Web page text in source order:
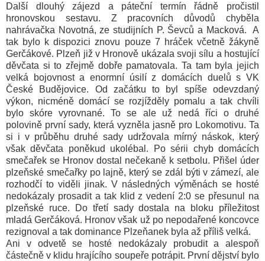
Další dlouhý zájezd a páteční termín řádně pročistil
hronovskou sestavu. Z pracovních důvodů chyběla
nahrávačka Novotná, ze studijních P. Ševců a Macková. A
tak bylo k dispozici znovu pouze 7 hráček včetně žákyně
Gerčákové. Plzeň již v Hronově ukázala svoji sílu a hostující
děvčata si to zřejmě dobře pamatovala. Ta tam byla jejich
velká bojovnost a enormní úsilí z domácích duelů s VK
České Budějovice. Od začátku to byl spíše odevzdaný
výkon, nicméně domácí se rozjížděly pomalu a tak chvíli
bylo skóre vyrovnané. To se ale už nedá říci o druhé
polovině první sady, která vyzněla jasně pro Lokomotivu. Ta
si i v průběhu druhé sady udržovala mírný náskok, který
však děvčata poněkud ukolébal. Po sérii chyb domácích
smečařek se Hronov dostal nečekaně k setbolu. Přišel úder
plzeňské smečařky po lajně, který se zdál býti v zámezí, ale
rozhodčí to viděli jinak. V následných výměnách se hosté
nedokázaly prosadit a tak klid z vedení 2:0 se přesunul na
plzeňské ruce. Do třetí sady dostala na bloku příležitost
mladá Gerčáková. Hronov však už po nepodařené koncovce
rezignoval a tak dominance Plzeňanek byla až příliš velká.
Ani v odvetě se hosté nedokázaly probudit a alespoň
částečně v klidu hrajícího soupeře potrápit. První dějství bylo